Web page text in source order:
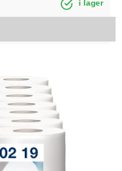
i lager